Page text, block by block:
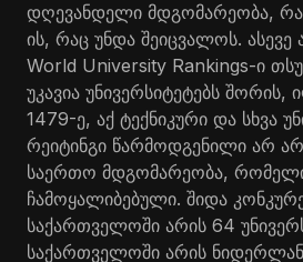
დღევანდელი მდგომარეობა,
ის, რაც უნდა შეიცვალოს.
World University Rankings-ი
უკავია უნივერსიტეტებს შორის,
1479-ე, აქ ტექნიკური და სხვა
რეიტინგი წარმოდგენილი არ
საერთო მდგომარეობა,
ჩამოყალიბებული. შიდა
საქართველოში არის 64
საქართველოში არის